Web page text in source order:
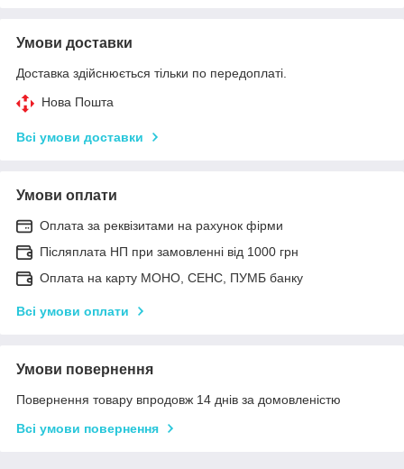
Умови доставки
Доставка здійснюється тільки по передоплаті.
Нова Пошта
Всі умови доставки
Умови оплати
Оплата за реквізитами на рахунок фірми
Післяплата НП при замовленні від 1000 грн
Оплата на карту МОНО, СЕНС, ПУМБ банку
Всі умови оплати
Умови повернення
Повернення товару впродовж 14 днів за домовленістю
Всі умови повернення